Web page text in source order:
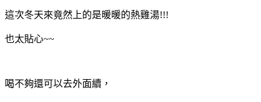
這次冬天來竟然上的是暖暖的熱雞湯!!!
也太貼心~~
喝不夠還可以去外面續，